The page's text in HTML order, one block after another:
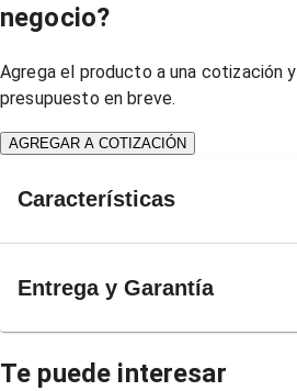
negocio?
Agrega el producto a una cotización
presupuesto en breve.
AGREGAR A COTIZACIÓN
Características
Entrega y Garantía
Te puede interesar